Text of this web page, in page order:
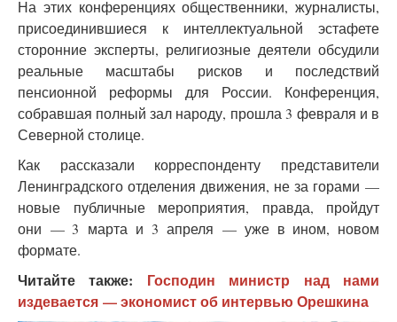
На этих конференциях общественники, журналисты,
присоединившиеся к интеллектуальной эстафете
сторонние эксперты, религиозные деятели обсудили
реальные масштабы рисков и последствий
пенсионной реформы для России. Конференция,
собравшая полный зал народу, прошла 3 февраля и в
Северной столице.
Как рассказали корреспонденту представители
Ленинградского отделения движения, не за горами —
новые публичные мероприятия, правда, пройдут
они — 3 марта и 3 апреля — уже в ином, новом
формате.
Читайте также: Господин министр над нами
издевается — экономист об интервью Орешкина